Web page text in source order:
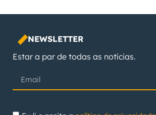
NEWSLETTER
Estar a par de todas as notícias.